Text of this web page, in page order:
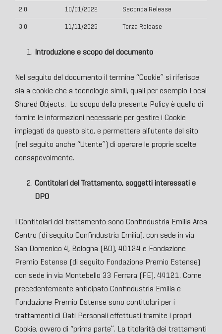
2.0 10/01/2022 Seconda Release
3.0 11/11/2025 Terza Release
Introduzione e scopo del documento
Nel seguito del documento il termine “Cookie” si riferisce
sia a cookie che a tecnologie simili, quali per esempio Local
Shared Objects. Lo scopo della presente Policy è quello di
fornire le informazioni necessarie per gestire i Cookie
impiegati da questo sito, e permettere all’utente del sito
(nel seguito anche “Utente”) di operare le proprie scelte
consapevolmente.
Contitolari del Trattamento, soggetti interessati e
DPO
I Contitolari del trattamento sono Confindustria Emilia Area
Centro (di seguito Confindustria Emilia), con sede in via
San Domenico 4, Bologna (BO), 40124 e Fondazione
Premio Estense (di seguito Fondazione Premio Estense)
con sede in via Montebello 33 Ferrara (FE), 44121. Come
precedentemente anticipato Confindustria Emilia e
Fondazione Premio Estense sono contitolari per i
trattamenti di Dati Personali effettuati tramite i propri
Cookie, ovvero di “prima parte”. La titolarità dei trattamenti